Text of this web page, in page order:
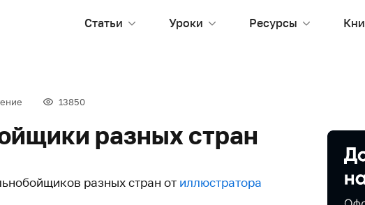
Статьи Уроки Ресурсы
13850
разных стран
разных стран от иллюстратора